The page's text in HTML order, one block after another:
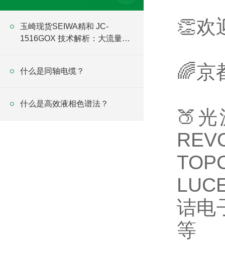
👏
🌈京
🍑光
诘电
等
玉崎现货SEIWA精和 JC-
1516GOX 技术解析：大流量
什么是同轴电缆？
什么是高效液相色谱法？